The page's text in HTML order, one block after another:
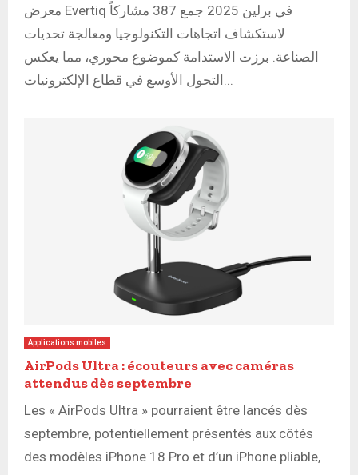
معرض Evertiq في برلين 2025 جمع 387 مشاركاً
لاستكشاف اتجاهات التكنولوجيا ومعالجة تحديات
الصناعة. برزت الاستدامة كموضوع محوري، مما يعكس
Applications mobiles
AirPods Ultra : écouteurs avec caméras
attendus dès septembre
Les « AirPods Ultra » pourraient être lancés dès
septembre, potentiellement présentés aux côtés
des modèles iPhone 18 Pro et d’un iPhone pliable,